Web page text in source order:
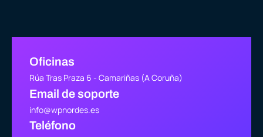
Oficinas
Rúa Tras Praza 6 - Camariñas (A Coruña)
Email de soporte
info@wpnordes.es
Teléfono